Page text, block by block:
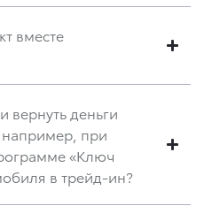
вместе
вернуть деньги
при
«Ключ
в трейд-ин?